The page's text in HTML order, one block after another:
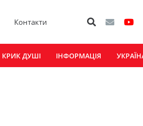
Контакти
КРИК ДУШІ ІНФОРМАЦІЯ